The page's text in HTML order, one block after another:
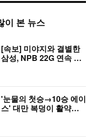
이 본 뉴스
[속보] 미야지와 결별한
삼성, NPB 22G 연속 무
'눈물의 첫승→10승 에이
스' 대만 복덩이 활약에